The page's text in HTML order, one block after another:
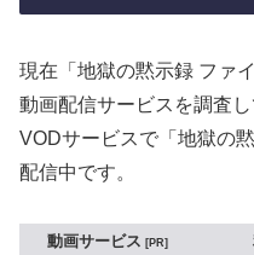
現在「地獄の黙示録 ファ
動画配信サービスを調査
VODサービスで「地獄の
配信中です。
動画サービス PR